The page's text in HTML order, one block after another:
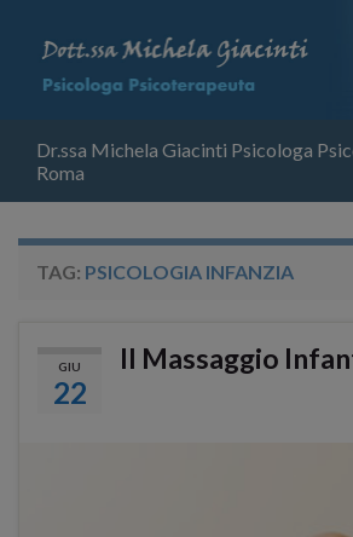
Dr.ssa Michela Giacinti Psicologa
Roma
TAG: PSICOLOGIA INFANZIA
GIU
22
Il Massaggio